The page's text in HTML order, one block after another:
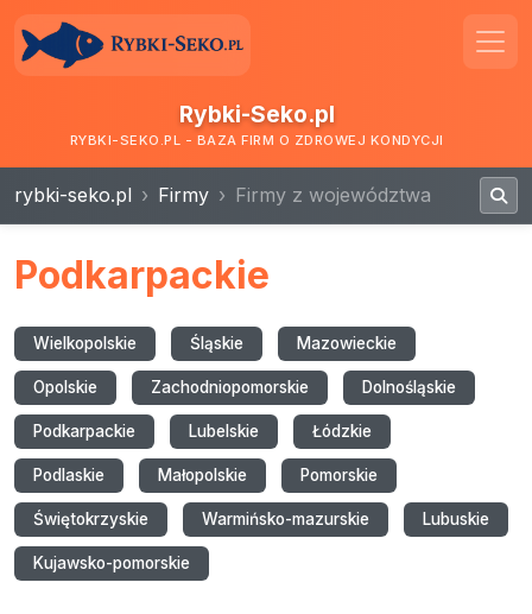
Rybki-Seko.pl
RYBKI-SEKO.PL - BAZA FIRM O ZDROWEJ KONDYCJI
rybki-seko.pl Firmy Firmy z województwa
Podkarpackie
Wielkopolskie Śląskie Mazowieckie
Opolskie Zachodniopomorskie Dolnośląskie
Podkarpackie Lubelskie Łódzkie
Podlaskie Małopolskie Pomorskie
Świętokrzyskie Warmińsko-mazurskie Lubuskie
Kujawsko-pomorskie